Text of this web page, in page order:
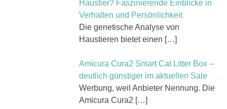
Haustier? Faszinierende Einblicke in
Verhalten und Persönlichkeit
Die genetische Analyse von
Haustieren bietet einen […]
Amicura Cura2 Smart Cat Litter Box –
deutlich günstiger im aktuellen Sale
Werbung, weil Anbieter Nennung. Die
Amicura Cura2 […]